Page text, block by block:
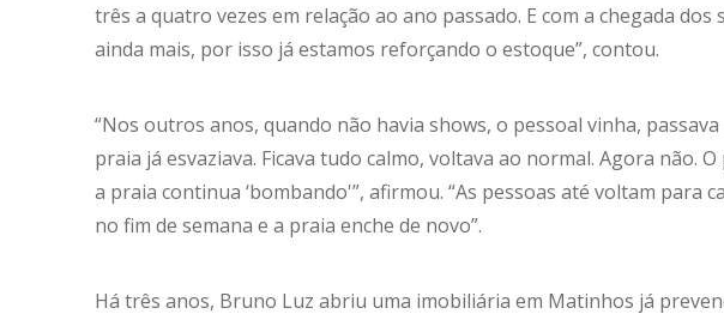
três a quatro vezes em relação ao ano passado. E com a chegada
ainda mais, por isso já estamos reforçando o estoque”, contou.
“Nos outros anos, quando não havia shows, o pessoal vinha,
praia já esvaziava. Ficava tudo calmo, voltava ao normal. Agora não.
a praia continua ‘bombando'”, afirmou. “As pessoas até voltam para
no fim de semana e a praia enche de novo”.
Há três anos, Bruno Luz abriu uma imobiliária em Matinhos já